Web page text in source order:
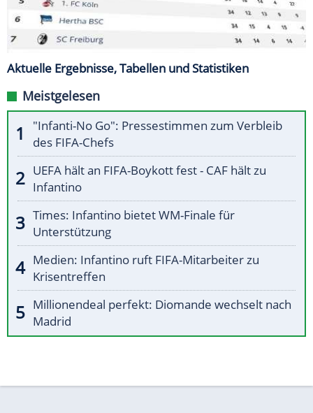
Aktuelle Ergebnisse, Tabellen und Statistiken
Meistgelesen
"Infanti-No Go": Pressestimmen zum Verbleib
des FIFA-Chefs
UEFA hält an FIFA-Boykott fest - CAF hält zu
Infantino
Times: Infantino bietet WM-Finale für
Unterstützung
Medien: Infantino ruft FIFA-Mitarbeiter zu
Krisentreffen
Millionendeal perfekt: Diomande wechselt nach
Madrid